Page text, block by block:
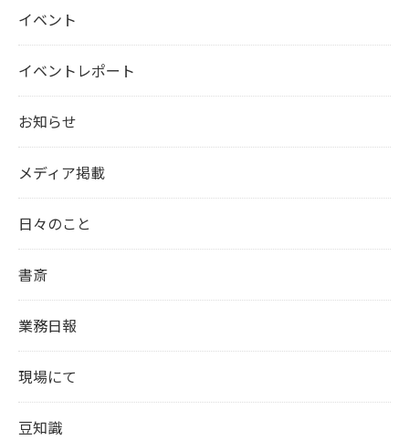
イベント
イベントレポート
お知らせ
メディア掲載
日々のこと
書斎
業務日報
現場にて
豆知識